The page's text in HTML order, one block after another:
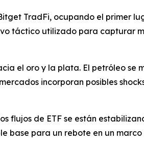
TradFi, ocupando el primer
táctico utilizado para capturar
el oro y la plata. El petróleo se
incorporan posibles
flujos de ETF se están
base para un rebote en un